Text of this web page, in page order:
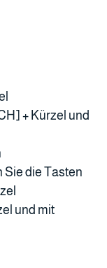
+ Kürzel und
die Tasten
und mit